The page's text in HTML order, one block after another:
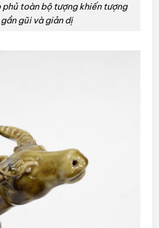
phủ toàn bộ tượng khiến tượng
gũi và giản dị